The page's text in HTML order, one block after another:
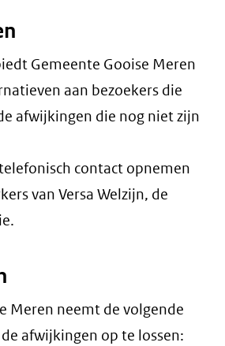
Gemeente Gooise Meren
aan bezoekers die
afwijkingen die nog niet zijn
contact opnemen
van Versa Welzijn, de
Meren neemt de volgende
afwijkingen op te lossen: